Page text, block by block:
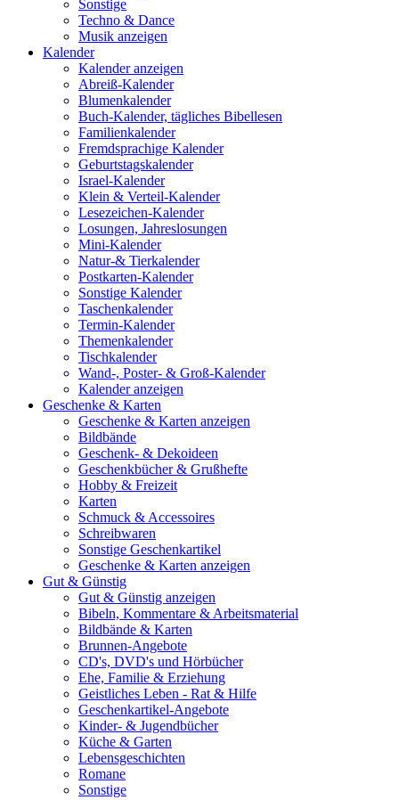
Sonstige
Techno & Dance
Musik anzeigen
Kalender
Kalender anzeigen
Abreiß-Kalender
Blumenkalender
Buch-Kalender, tägliches Bibellesen
Familienkalender
Fremdsprachige Kalender
Geburtstagskalender
Israel-Kalender
Klein & Verteil-Kalender
Lesezeichen-Kalender
Losungen, Jahreslosungen
Mini-Kalender
Natur-& Tierkalender
Postkarten-Kalender
Sonstige Kalender
Taschenkalender
Termin-Kalender
Themenkalender
Tischkalender
Wand-, Poster- & Groß-Kalender
Kalender anzeigen
Geschenke & Karten
Geschenke & Karten anzeigen
Bildbände
Geschenk- & Dekoideen
Geschenkbücher & Grußhefte
Hobby & Freizeit
Karten
Schmuck & Accessoires
Schreibwaren
Sonstige Geschenkartikel
Geschenke & Karten anzeigen
Gut & Günstig
Gut & Günstig anzeigen
Bibeln, Kommentare & Arbeitsmaterial
Bildbände & Karten
Brunnen-Angebote
CD's, DVD's und Hörbücher
Ehe, Familie & Erziehung
Geistliches Leben - Rat & Hilfe
Geschenkartikel-Angebote
Kinder- & Jugendbücher
Küche & Garten
Lebensgeschichten
Romane
Sonstige